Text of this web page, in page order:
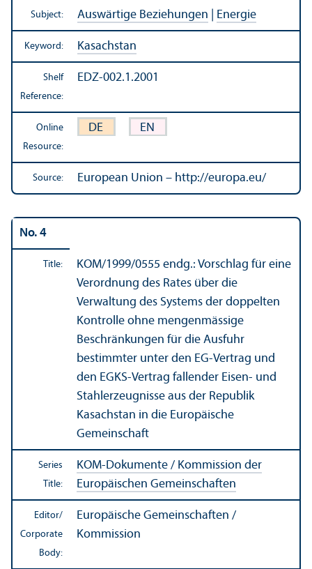
Subject: Auswärtige Beziehungen Energie
Keyword: Kasachstan
Shelf
Reference:
EDZ-002.1.2001
Online
Resource:
DE EN
Source: European Union – http://europa.eu/
No. 4
Title: KOM/1999/0555 endg.: Vorschlag für eine
Verordnung des Rates über die
Verwaltung des Systems der doppelten
Kontrolle ohne mengenmässige
Beschränkungen für die Ausfuhr
bestimmter unter den EG-Vertrag und
den EGKS-Vertrag fallender Eisen- und
Stahlerzeugnisse aus der Republik
Kasachstan in die Europäische
Gemeinschaft
Series
Title:
KOM-Dokumente / Kommission der
Europäischen Gemeinschaften
Editor/
Corporate
Body:
Europäische Gemeinschaften /
Kommission